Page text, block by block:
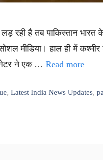
है तब पाकिस्तान भारत के
मीडिया। हाल ही में
ने एक … Read more
,Latest India News Updates,